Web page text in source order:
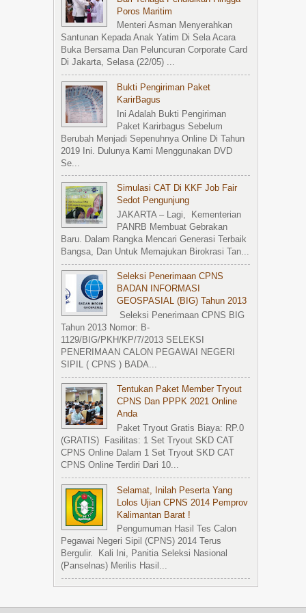
Poros Maritim
Menteri Asman Menyerahkan
Santunan Kepada Anak Yatim Di Sela Acara
Buka Bersama Dan Peluncuran Corporate Card
Di Jakarta, Selasa (22/05) ...
Bukti Pengiriman Paket
KarirBagus
Ini Adalah Bukti Pengiriman
Paket Karirbagus Sebelum
Berubah Menjadi Sepenuhnya Online Di Tahun
2019 Ini. Dulunya Kami Menggunakan DVD
Se...
Simulasi CAT Di KKF Job Fair
Sedot Pengunjung
JAKARTA – Lagi, Kementerian
PANRB Membuat Gebrakan
Baru. Dalam Rangka Mencari Generasi Terbaik
Bangsa, Dan Untuk Memajukan Birokrasi Tan...
Seleksi Penerimaan CPNS
BADAN INFORMASI
GEOSPASIAL (BIG) Tahun 2013
Seleksi Penerimaan CPNS BIG
Tahun 2013 Nomor: B-
1129/BIG/PKH/KP/7/2013 SELEKSI
PENERIMAAN CALON PEGAWAI NEGERI
SIPIL ( CPNS ) BADA...
Tentukan Paket Member Tryout
CPNS Dan PPPK 2021 Online
Anda
Paket Tryout Gratis Biaya: RP.0
(GRATIS) Fasilitas: 1 Set Tryout SKD CAT
CPNS Online Dalam 1 Set Tryout SKD CAT
CPNS Online Terdiri Dari 10...
Selamat, Inilah Peserta Yang
Lolos Ujian CPNS 2014 Pemprov
Kalimantan Barat !
Pengumuman Hasil Tes Calon
Pegawai Negeri Sipil (CPNS) 2014 Terus
Bergulir. Kali Ini, Panitia Seleksi Nasional
(Panselnas) Merilis Hasil...